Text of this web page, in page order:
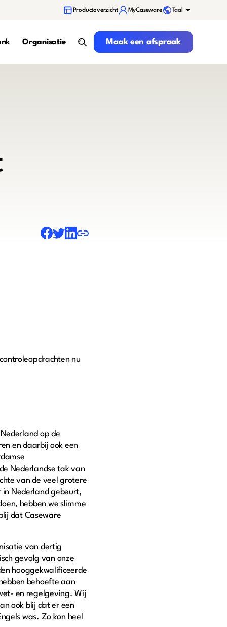
Productoverzicht MyCaseware Taal
Organisatie
search
Maak een afspraak
Maak een afspraak
nu
op de
en daarbij ook een
Nederlandse tak van
van de veel grotere
in Nederland gebeurt,
hebben we slimme
dat Caseware
van dertig
gevolg van onze
hooggekwalificeerde
behoefte aan
en regelgeving. Wij
ook blij dat er een
was. Zo kon heel